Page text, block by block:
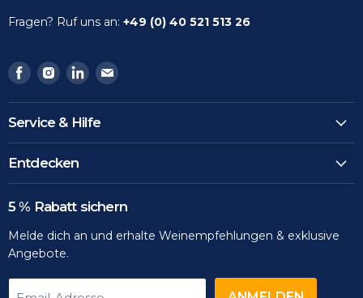
Fragen? Ruf uns an: +49 (0) 40 521 513 26
Finden
Sie
uns
auf
Facebook
Finden
Sie
uns
auf
Instagram
Finden
Sie
uns
auf
LinkedIn
Finden
uns
Email
Service & Hilfe
Entdecken
5 % Rabatt sichern
Melde dich an und erhalte Weinempfehlungen & exklusive
Angebote.